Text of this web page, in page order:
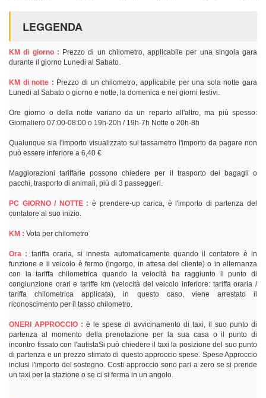
LEGGENDA
KM di giorno : Prezzo di un chilometro, applicabile per una singola gara
durante il giorno Lunedi al Sabato.
KM di notte : Prezzo di un chilometro, applicabile per una sola notte gara
Lunedi al Sabato o giorno e notte, la domenica e nei giorni festivi.
Ore giorno o della notte variano da un reparto all'altro, ma più spesso:
Giornaliero 07:00-08:00 o 19h-20h / 19h-7h Notte o 20h-8h
Qualunque sia l'importo visualizzato sul tassametro l'importo da pagare non
può essere inferiore a 6,40 €
Maggiorazioni tariffarie possono chiedere per il trasporto dei bagagli o
pacchi, trasporto di animali, più di 3 passeggeri.
PC GIORNO / NOTTE : è prendere-up carica, è l'importo di partenza del
contatore al suo inizio.
KM : Vota per chilometro
Ora : tariffa oraria, si innesta automaticamente quando il contatore è in
funzione e il veicolo è fermo (ingorgo, in attesa del cliente) o in alternanza
con la tariffa chilometrica quando la velocità ha raggiunto il punto di
congiunzione orari e tariffe km (velocità del veicolo inferiore: tariffa oraria /
tariffa chilometrica applicata), in questo caso, viene arrestato il
riconoscimento per il tasso chilometro.
ONERI APPROCCIO : è le spese di avvicinamento di taxi, il suo punto di
partenza al momento della prenotazione per la sua casa o il punto di
incontro fissato con l'autistaSi può chiedere il taxi la posizione del suo punto
di partenza e un prezzo stimato di questo approccio spese. Spese Approccio
inclusi l'importo del sostegno. Costi approccio sono pari a zero se si prende
un taxi per la stazione o se ci si ferma in un angolo.